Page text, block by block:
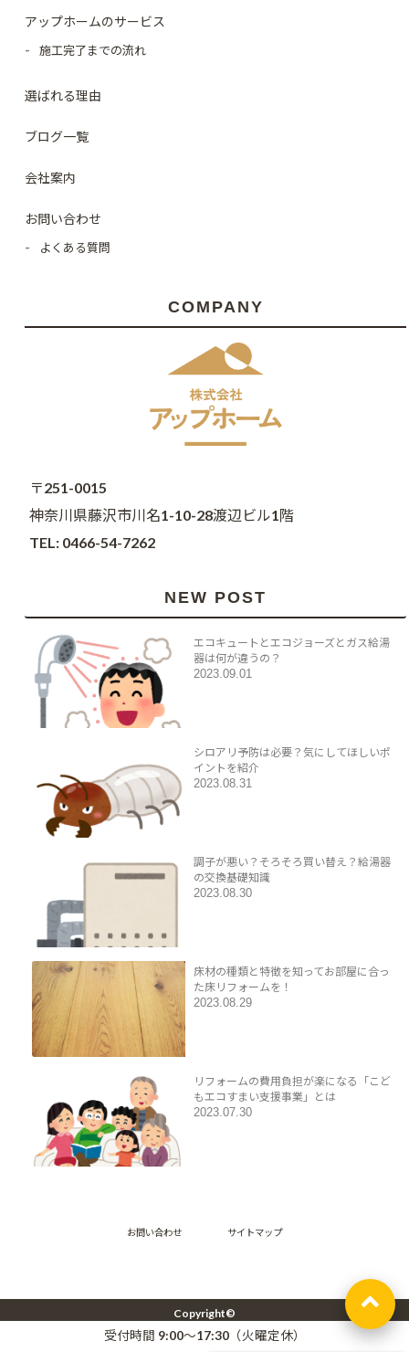
受付時間 9:00～17:30（火曜定休）
アップホームのサービス
施工完了までの流れ
選ばれる理由
ブログ一覧
会社案内
お問い合わせ
よくある質問
COMPANY
〒251-0015
神奈川県藤沢市川名1-10-28渡辺ビル1階
TEL: 0466-54-7262
NEW POST
エコキュートとエコジョーズとガス給湯
器は何が違うの？
2023.09.01
シロアリ予防は必要？気にしてほしいポ
イントを紹介
2023.08.31
調子が悪い？そろそろ買い替え？給湯器
の交換基礎知識
2023.08.30
床材の種類と特徴を知ってお部屋に合っ
た床リフォームを！
2023.08.29
リフォームの費用負担が楽になる「こど
もエコすまい支援事業」とは
2023.07.30
お問い合わせ サイトマップ
Copyright©
湘南エリア【藤沢・辻堂・茅ヶ崎・鎌倉】の二世帯住宅リフォーム -株式会社アッ